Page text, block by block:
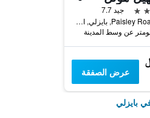
جيد 7.7
169 Paisley Road, بايزلي, المملكة المتحدة
عرض الصفقة
بايزلي